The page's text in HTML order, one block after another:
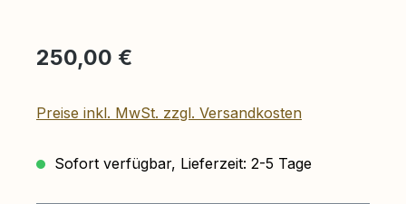
Regulärer Preis:
250,00 €
Preise inkl. MwSt. zzgl. Versandkosten
Sofort verfügbar, Lieferzeit: 2-5 Tage